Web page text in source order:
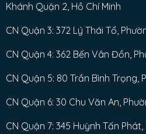
Khánh Quận 2, Hồ Chí Minh
CN Quận 3: 372 Lý Thái Tổ,
CN Quận 4: 362 Bến Vân Đồn,
CN Quận 5: 80 Trần Bình Trọng,
CN Quận 6: 30 Chu Văn An,
CN Quận 7: 345 Huỳnh Tấn